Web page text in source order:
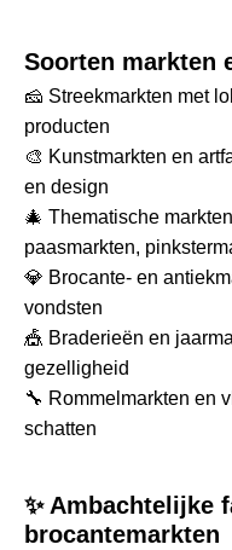
Soorten markten
🧀 Streekmarkten met
producten
🎨 Kunstmarkten en
en design
🎄 Thematische
paasmarkten,
💎 Brocante- en
vondsten
🎪 Braderieën en
gezelligheid
🔧 Rommelmarkten en
schatten
✨ Ambachtelijke
brocantemarkten